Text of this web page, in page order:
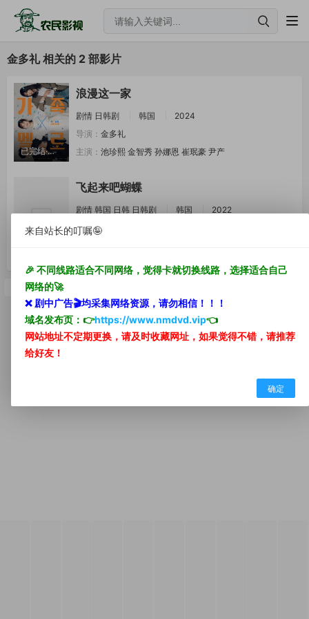
金多礼 相关的 2 部影片
已完结·全12集
浪漫这一家
剧情 日韩剧 韩国
2024
导演： 金多礼
主演： 池珍熙 金智秀 孙娜恩 崔珉豪 尹产
飞起来吧蝴蝶
剧情 韩国 日韩 日韩剧 韩国
2022
导演：金多礼
首页
所有内容均来自互联网分享站点所提供的公开引用资源，未提供影视资源上
来自站长的叮嘱🤪
🎉 不同线路适合不同网络，觉得卡就切换线路，选择适合自己
网络的🚀
❌ 剧中广告🎬均采集网络资源， 请勿相信！！！
域名发布页：👉https://www.nmdvd.vip👈
网站地址不定期更换，请及时收藏网址，如果觉得不错，请推荐
给好友！
确定